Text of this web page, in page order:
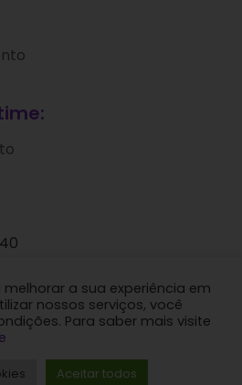
© 2024. Todos os
a sua experiência em
nossos serviços, você
Para saber mais visite
Aceitar todos